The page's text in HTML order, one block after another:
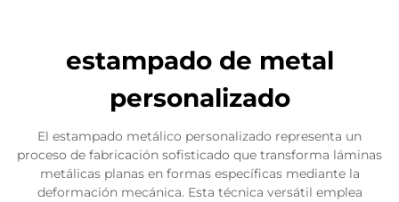
estampado de metal
personalizado
El estampado metálico personalizado representa un
proceso de fabricación sofisticado que transforma láminas
metálicas planas en formas específicas mediante la
deformación mecánica. Esta técnica versátil emplea